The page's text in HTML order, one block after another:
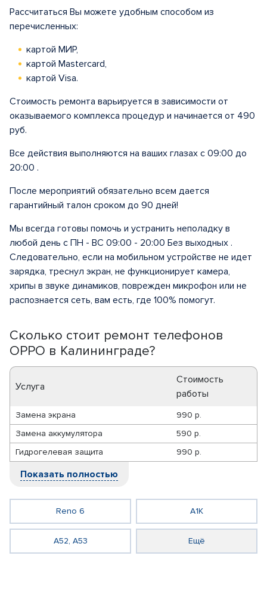
Сколько стоит ремонт телефонов
OPPO в Калининграде?
Услуга
Стоимость
работы
Замена экрана
990 р.
Замена аккумулятора
590 р.
Гидрогелевая защита
990 р.
Показать полностью
Reno 6 A1K
A52, A53 Ещё
Рассчитаться Вы можете удобным способом из
перечисленных:
картой МИР,
картой Mastercard,
картой Visa.
Стоимость ремонта варьируется в зависимости от
оказываемого комплекса процедур и начинается от 490
руб.
Все действия выполняются на ваших глазах с 09:00 до
20:00 .
После мероприятий обязательно всем дается
гарантийный талон сроком до 90 дней!
Мы всегда готовы помочь и устранить неполадку в
любой день с ПН - ВС 09:00 - 20:00 Без выходных .
Следовательно, если на мобильном устройстве не идет
зарядка, треснул экран, не функционирует камера,
хрипы в звуке динамиков, поврежден микрофон или не
распознается сеть, вам есть, где 100% помогут.